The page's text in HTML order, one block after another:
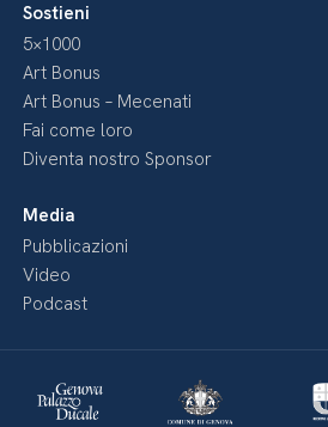
Sostieni
5×1000
Art Bonus
Art Bonus – Mecenati
Fai come loro
Diventa nostro Sponsor
Media
Pubblicazioni
Video
Podcast